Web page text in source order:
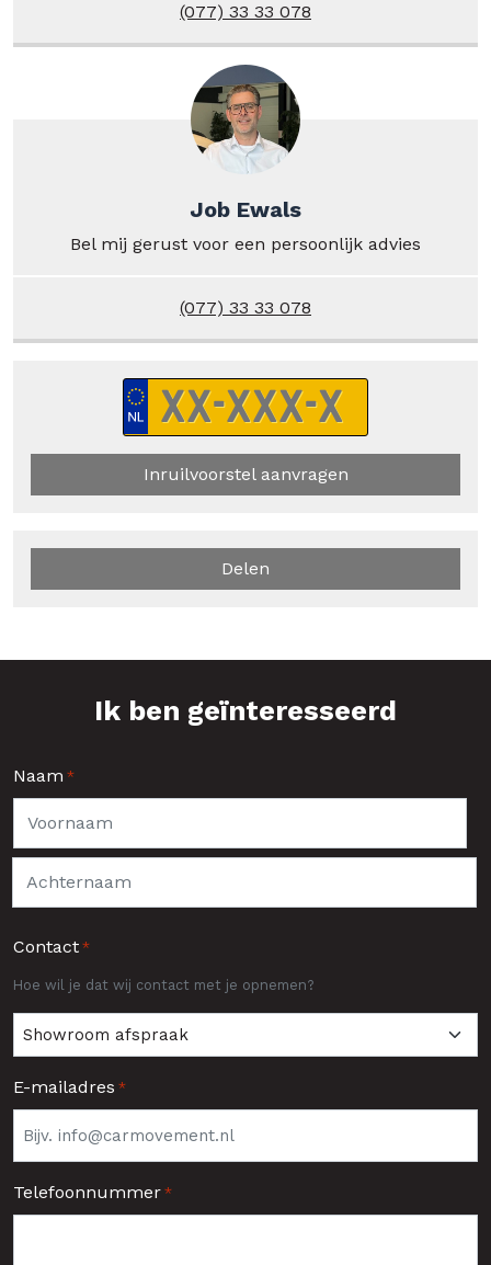
(077) 33 33 078
Job Ewals
Bel mij gerust voor een persoonlijk advies
(077) 33 33 078
Inruilvoorstel aanvragen
Delen
Ik ben geïnteresseerd
Naam *
Voornaam
Contact *
Hoe wil je dat wij contact met je opnemen?
E-mailadres *
Telefoonnummer *